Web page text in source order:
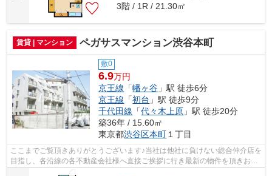
3階 / 1R / 21.30㎡
賃貸 | マンション ペガサスマンション渋谷本町
敷0
6.9万円
京王線 「幡ヶ谷 」駅 徒歩6分
京王線 「初台 」駅 徒歩9分
千代田線 「代々木上原 」駅 徒歩20分
築36年 / 15.60㎡
東京都渋谷区本町 １丁目
ここまでご覧頂きありがとうございます♪当社は他社に負けない総合仲介店を
目指し、各沿線の各不動産会社様へ直接ご挨拶に行き最新の物件を頂きお客
様へ提供しております！最新の情報は...